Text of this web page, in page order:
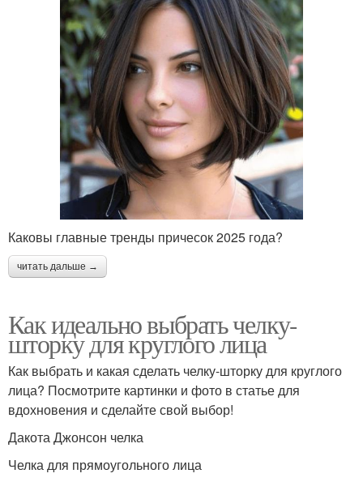
Каковы главные тренды причесок 2025 года?
читать дальше →
Как идеально выбрать челку-
шторку для круглого лица
Как выбрать и какая сделать челку-шторку для круглого
лица? Посмотрите картинки и фото в статье для
вдохновения и сделайте свой выбор!
Дакота Джонсон челка
Челка для прямоугольного лица